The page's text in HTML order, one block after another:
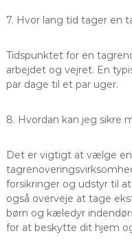
7. Hvor lang tid tager en
Tidspunktet for en
arbejdet og vejret. En
par dage til et par uger.
8. Hvordan kan jeg sikre
Det er vigtigt at vælge en
forsikringer og udstyr til
også overveje at tage
børn og kæledyr
for at beskytte dit hjem